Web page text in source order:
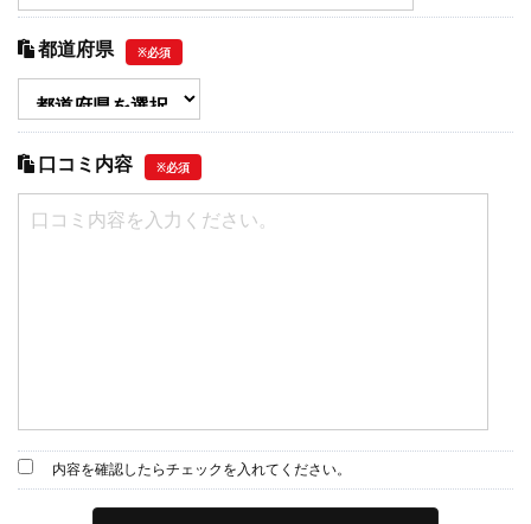
都道府県 ※必須
口コミ内容 ※必須
内容を確認したらチェックを入れてください。